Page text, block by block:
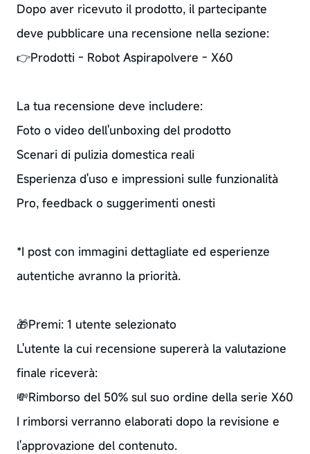
Dopo aver ricevuto il prodotto, il partecipante
deve pubblicare una recensione nella sezione:
👉Prodotti - Robot Aspirapolvere - X60
La tua recensione deve includere:
Foto o video dell'unboxing del prodotto
Scenari di pulizia domestica reali
Esperienza d'uso e impressioni sulle funzionalità
Pro, feedback o suggerimenti onesti
*I post con immagini dettagliate ed esperienze
autentiche avranno la priorità.
🎁Premi: 1 utente selezionato
L'utente la cui recensione supererà la valutazione
finale riceverà:
💸Rimborso del 50% sul suo ordine della serie X60
I rimborsi verranno elaborati dopo la revisione e
l'approvazione del contenuto.